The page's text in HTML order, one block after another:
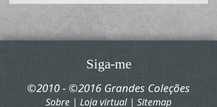
Siga-me
©2010 - ©2016 Grandes Coleções
Sobre | Loja virtual| Sitemap